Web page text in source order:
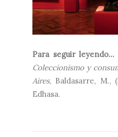
Para seguir leyendo...
Coleccionismo y
Aires, Baldasarre, M.,
Edhasa.